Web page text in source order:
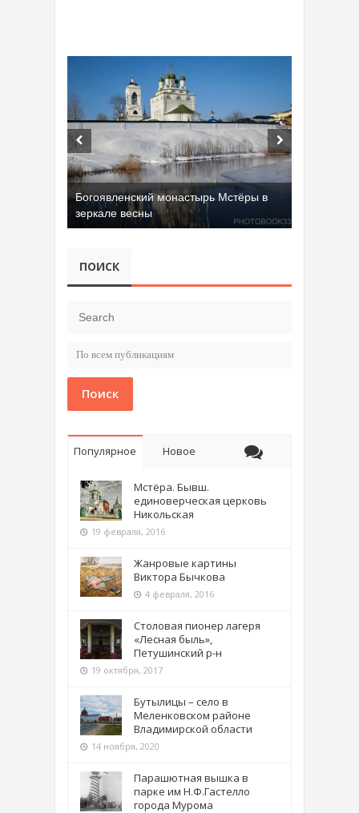
Богоявленский монастырь Мстёры в
зеркале весны
ПОИСК
Поиск
Популярное Новое
Мстёра. Бывш.
единоверческая церковь
Никольская
19 февраля, 2016
Жанровые картины
Виктора Бычкова
4 февраля, 2016
Столовая пионер лагеря
«Лесная быль»,
Петушинский р-н
19 октября, 2017
Бутылицы – село в
Меленковском районе
Владимирской области
14 ноября, 2020
Парашютная вышка в
парке им Н.Ф.Гастелло
города Мурома